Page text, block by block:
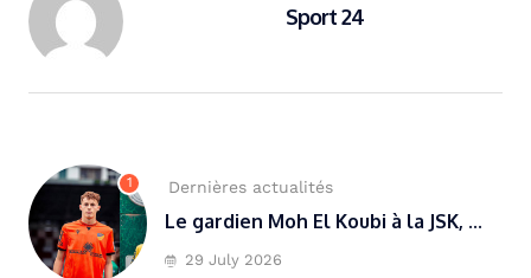
Sport 24
1 Dernières actualités
Le gardien Moh El Koubi à la JSK, ...
29 July 2026